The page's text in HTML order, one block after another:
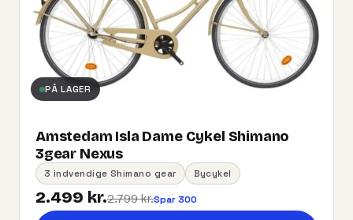
PÅ LAGER
Amstedam Isla Dame Cykel Shimano
3gear Nexus
3 indvendige Shimano gear Bycykel
2.499 kr.2.799 kr.Spar 300